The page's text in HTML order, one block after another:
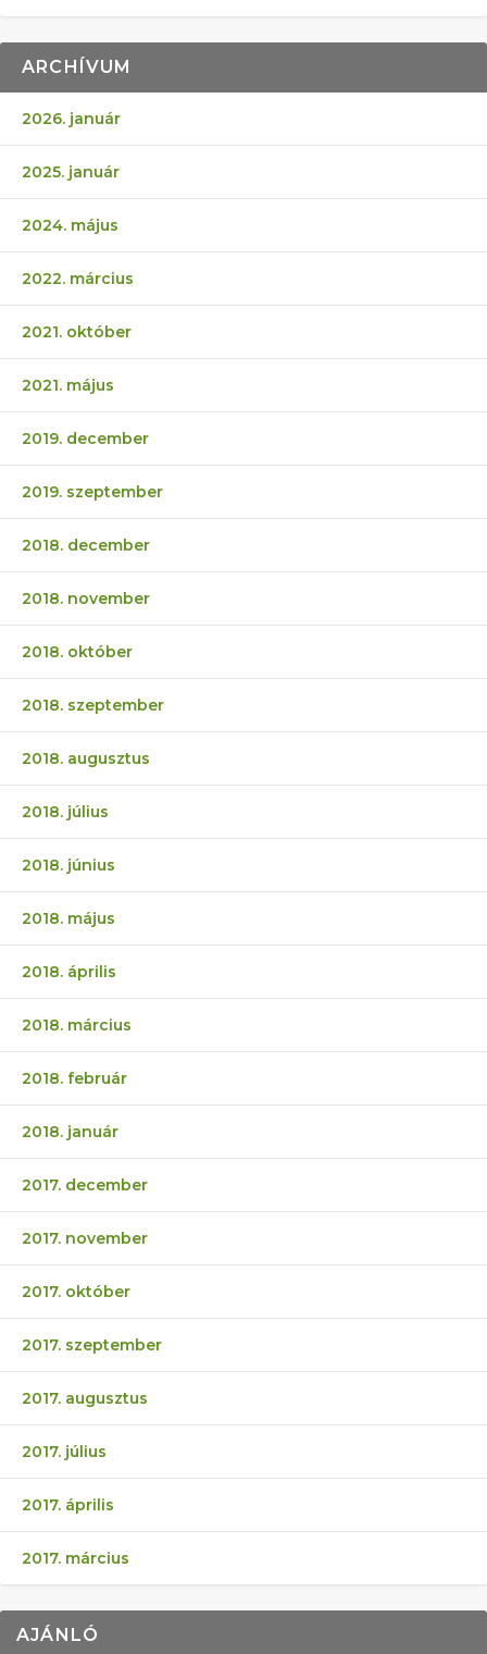
ARCHÍVUM
2026. január
2025. január
2024. május
2022. március
2021. október
2021. május
2019. december
2019. szeptember
2018. december
2018. november
2018. október
2018. szeptember
2018. augusztus
2018. július
2018. június
2018. május
2018. április
2018. március
2018. február
2018. január
2017. december
2017. november
2017. október
2017. szeptember
2017. augusztus
2017. július
2017. április
2017. március
AJÁNLÓ